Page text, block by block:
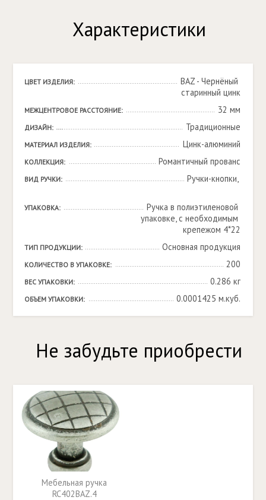
Характеристики
ЦВЕТ ИЗДЕЛИЯ:
BAZ - Чернёный
старинный цинк
МЕЖЦЕНТРОВОЕ РАССТОЯНИЕ: 32 мм
ДИЗАЙН: Традиционные
МАТЕРИАЛ ИЗДЕЛИЯ: Цинк-алюминий
КОЛЛЕКЦИЯ: Романтичный прованс
ВИД РУЧКИ: Ручки-кнопки,
УПАКОВКА:
Ручка в полиэтиленовой
упаковке, с необходимым
крепежом 4*22
ТИП ПРОДУКЦИИ: Основная продукция
КОЛИЧЕСТВО В УПАКОВКЕ: 200
ВЕС УПАКОВКИ: 0.286 кг
ОБЪЕМ УПАКОВКИ: 0.0001425 м.куб.
Не забудьте приобрести
Мебельная ручка
RC402BAZ.4